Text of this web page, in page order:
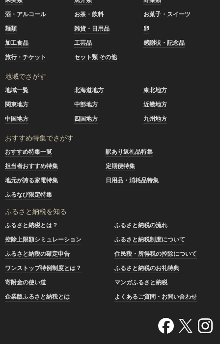
酒・アルコール
お茶・飲料
お菓子・スイーツ
麺類
雑貨・日用品
卵
加工食品
工芸品
感謝状・記念品
旅行・チケット
セット類 その他
地域でさがす
地域一覧 北海道地方
東北地方
関東地方
中部地方
近畿地方
中国地方
四国地方 九州地方
おすすめ特集でさがす
おすすめ特集一覧
訳あり返礼品特集
担当者おすすめ特集
定期便特集
地元が誇る家電特集
日用品・消耗品特集
ふるなび限定特集
ふるさと納税を知る
ふるさと納税とは？
ふるさと納税の流れ
控除上限額シミュレーション
ふるさと納税制度について
ふるさと納税の確定申告
住民税・所得税の控除について
ワンストップ特例制度とは？
ふるさと納税のお礼特典
寄附金の使い道
マンガふるさと納税
企業版ふるさと納税とは
よくあるご質問・お問い合わせ